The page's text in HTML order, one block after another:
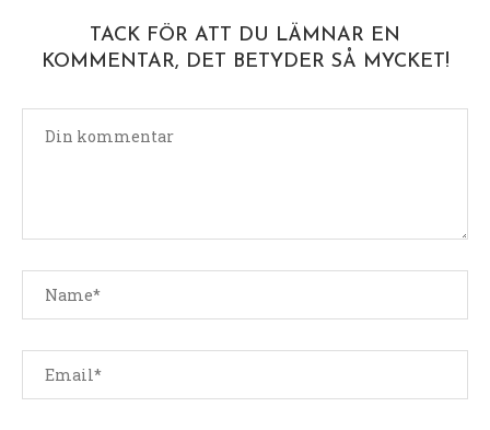
TACK FÖR ATT DU LÄMNAR EN
KOMMENTAR, DET BETYDER SÅ MYCKET!